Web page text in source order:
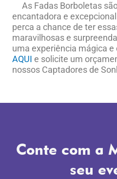
As Fadas Borboletas
encantadora e
perca a chance de ter
maravilhosas e
uma experiência mágica e
AQUI e solicite um
nossos Captadores de
Conte com a
seu